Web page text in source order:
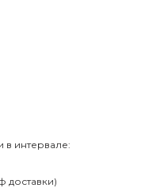
в интервале:
доставки)